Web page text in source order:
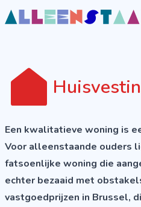
Een kwalitatieve woning is
Voor alleenstaande ouders
fatsoenlijke woning die
echter bezaaid met
vastgoedprijzen in Brussel,